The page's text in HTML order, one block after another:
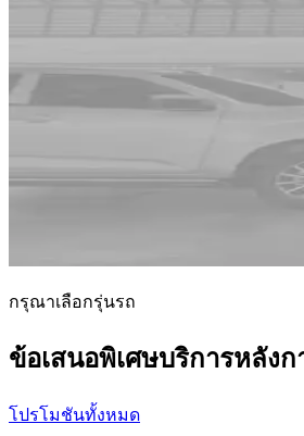
กรุณาเลือกรุ่นรถ
ข้อเสนอพิเศษบริการหลังก
โปรโมชันทั้งหมด